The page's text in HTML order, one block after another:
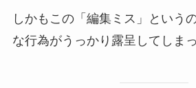
しかもこの「編集ミス」という
な行為がうっかり露呈してしま